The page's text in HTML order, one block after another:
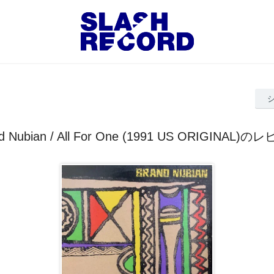
Nubian / All For One (1991 US ORIGINAL)のレ